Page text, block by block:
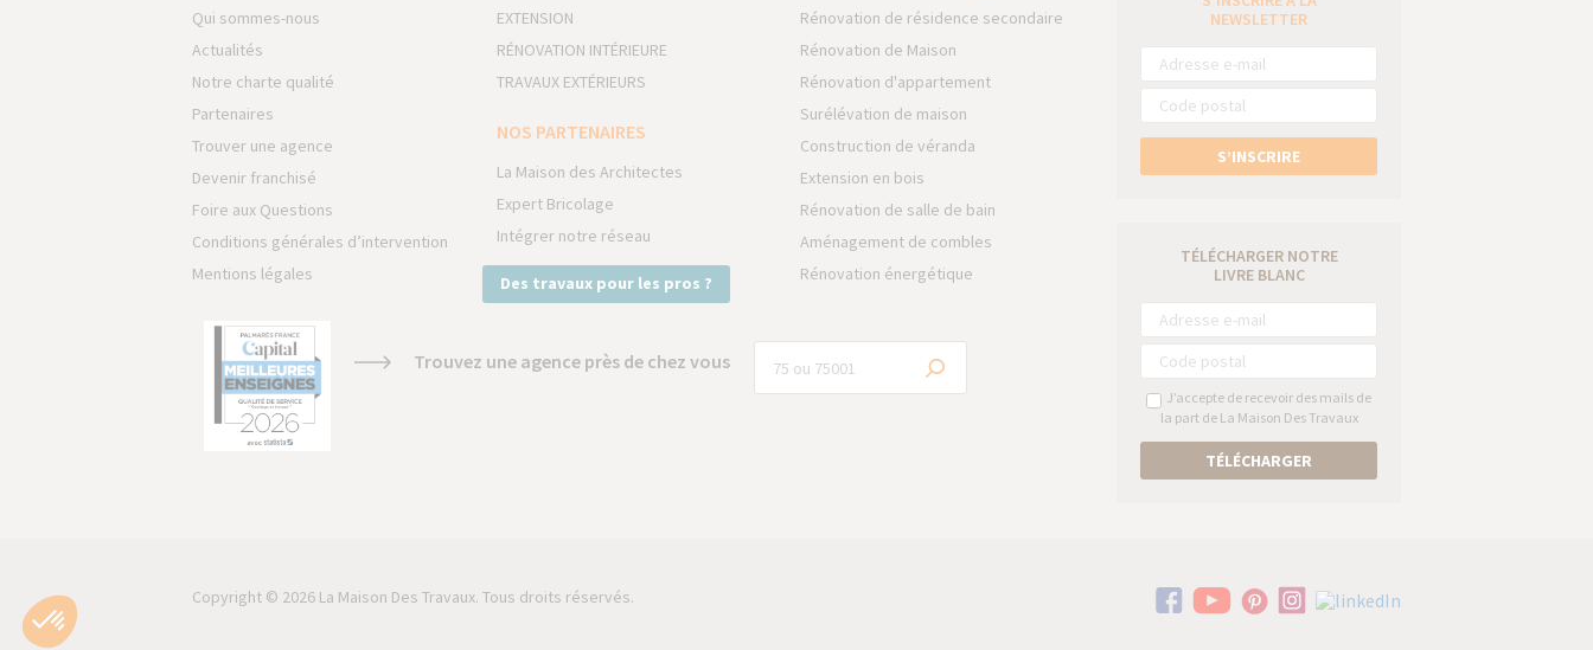
Qui sommes-nous
Actualités
Notre charte qualité
Partenaires
Trouver une agence
Devenir franchisé
Foire aux Questions
Conditions générales d’intervention
Mentions légales
EXTENSION
RÉNOVATION INTÉRIEURE
TRAVAUX EXTÉRIEURS
NOS PARTENAIRES
La Maison des Architectes
Expert Bricolage
Intégrer notre réseau
Des travaux pour les pros ?
Rénovation de résidence secondaire
Rénovation de Maison
Rénovation d'appartement
Surélévation de maison
Construction de véranda
Extension en bois
Rénovation de salle de bain
Aménagement de combles
Rénovation énergétique
Trouvez une agence près de chez vous
NEWSLETTER
S’INSCRIRE
TÉLÉCHARGER NOTRE
LIVRE BLANC
J’accepte de recevoir des mails de
la part de La Maison Des Travaux
TÉLÉCHARGER
Copyright © 2026 La Maison Des Travaux. Tous droits réservés.